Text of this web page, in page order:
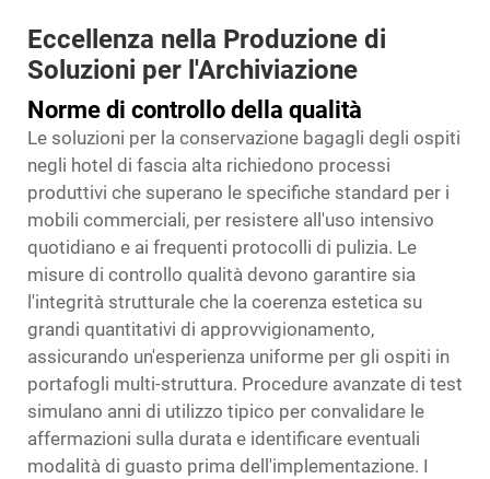
Eccellenza nella Produzione di
Soluzioni per l'Archiviazione
Norme di controllo della qualità
Le soluzioni per la conservazione bagagli degli ospiti
negli hotel di fascia alta richiedono processi
produttivi che superano le specifiche standard per i
mobili commerciali, per resistere all'uso intensivo
quotidiano e ai frequenti protocolli di pulizia. Le
misure di controllo qualità devono garantire sia
l'integrità strutturale che la coerenza estetica su
grandi quantitativi di approvvigionamento,
assicurando un'esperienza uniforme per gli ospiti in
portafogli multi-struttura. Procedure avanzate di test
simulano anni di utilizzo tipico per convalidare le
affermazioni sulla durata e identificare eventuali
modalità di guasto prima dell'implementazione. I